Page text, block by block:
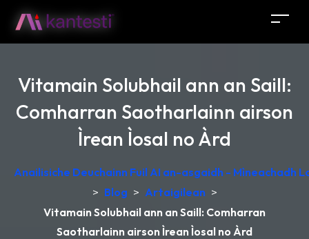
Vitamain Solubhail ann an Saill:
Comharran Saotharlainn airson
Ìrean Ìosal no Àrd
Anailisiche Deuchainn Fuil AI an-asgaidh - Mìneachadh
> Blog > Artaigilean >
Vitamain Solubhail ann an Saill: Comharran
Saotharlainn airson Ìrean Ìosal no Àrd